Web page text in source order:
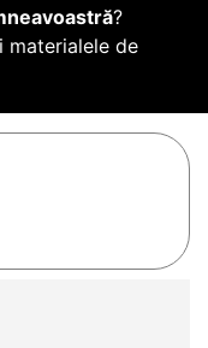
?
materialele de